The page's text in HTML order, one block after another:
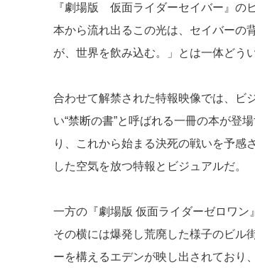
k
『劇場版 仮面ライダーセイバー』の
本から流れ出るこの光は、セイバーの
が、世界を飲み込む。」とは一体どう
合わせて解禁された特報映像では、ビ
い“禁断の書”と呼ばれる一冊の本が登
り、これから始まる決死の戦いを予感
した空気を放つ特報とビジュアルだ。
一方の『劇場版 仮面ライダーゼロワン
その横には爆発し荒廃した様子のビル
ーを構えるエデンが映し出されており